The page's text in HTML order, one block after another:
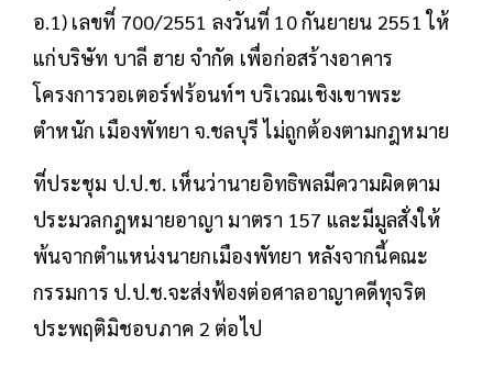
อ.1) เลขที่ 700/2551 ลงวันที่ 10 กันยายน 2551 ให้
แก่บริษัท บาลี ฮาย จำกัด เพื่อก่อสร้างอาคาร
โครงการวอเตอร์ฟร้อนท์ฯ บริเวณเชิงเขาพระ
ตำหนัก เมืองพัทยา จ.ชลบุรี ไม่ถูกต้องตามกฎหมาย
ที่ประชุม ป.ป.ช. เห็นว่านายอิทธิพลมีความผิดตาม
ประมวลกฎหมายอาญา มาตรา 157 และมีมูลสั่งให้
พ้นจากตำแหน่งนายกเมืองพัทยา หลังจากนี้คณะ
กรรมการ ป.ป.ช.จะส่งฟ้องต่อศาลอาญาคดีทุจริต
ประพฤติมิชอบภาค 2 ต่อไป